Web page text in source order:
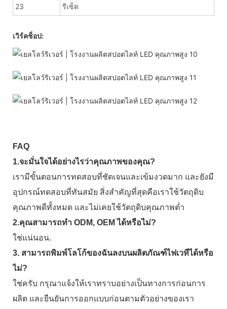
23 รีเซ็ต
เวิร์คช็อป:
FAQ
1.จะมั่นใจได้อย่างไรว่าคุณภาพของคุณ?
เรามีขั้นตอนการทดสอบที่ชัดเจนและเข้มงวดมาก และยังมี
อุปกรณ์ทดสอบที่ทันสมัย ​​สิ่งสำคัญที่สุดคือเราใช้วัตถุดิบ
คุณภาพดีทั้งหมด และไม่เคยใช้วัตถุดิบคุณภาพต่ำ
2.คุณสามารถทำ ODM, OEM ได้หรือไม่?
ใช่แน่นอน.
3. สามารถพิมพ์โลโก้ของฉันลงบนผลิตภัณฑ์ไฟเวทีได้หรือ
ไม่?
ใช่ครับ กรุณาแจ้งให้เราทราบอย่างเป็นทางการก่อนการ
ผลิต และยืนยันการออกแบบก่อนตามตัวอย่างของเรา